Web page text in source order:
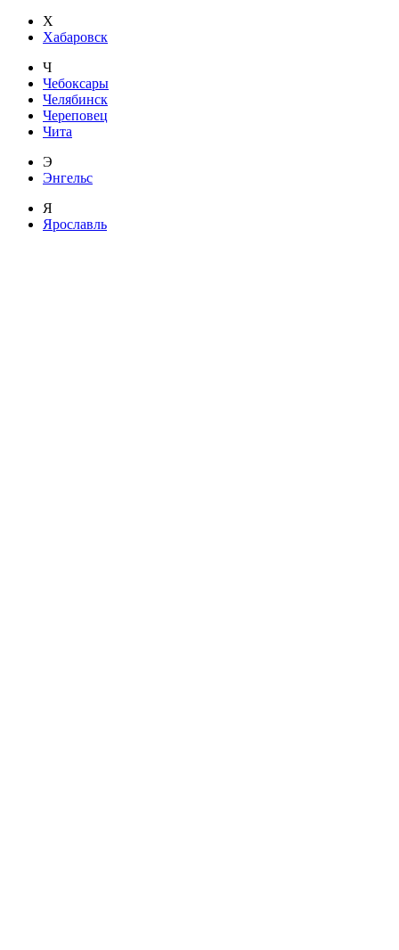
Х
Хабаровск
Ч
Чебоксары
Челябинск
Череповец
Чита
Э
Энгельс
Я
Ярославль